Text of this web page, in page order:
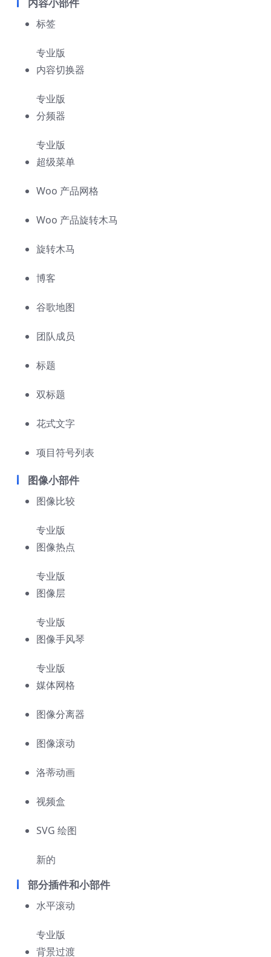
内容小部件
标签
专业版
内容切换器
专业版
分频器
专业版
超级菜单
Woo 产品网格
Woo 产品旋转木马
旋转木马
博客
谷歌地图
团队成员
标题
双标题
花式文字
项目符号列表
图像小部件
图像比较
专业版
图像热点
专业版
图像层
专业版
图像手风琴
专业版
媒体网格
图像分离器
图像滚动
洛蒂动画
视频盒
SVG 绘图
新的
部分插件和小部件
水平滚动
专业版
背景过渡